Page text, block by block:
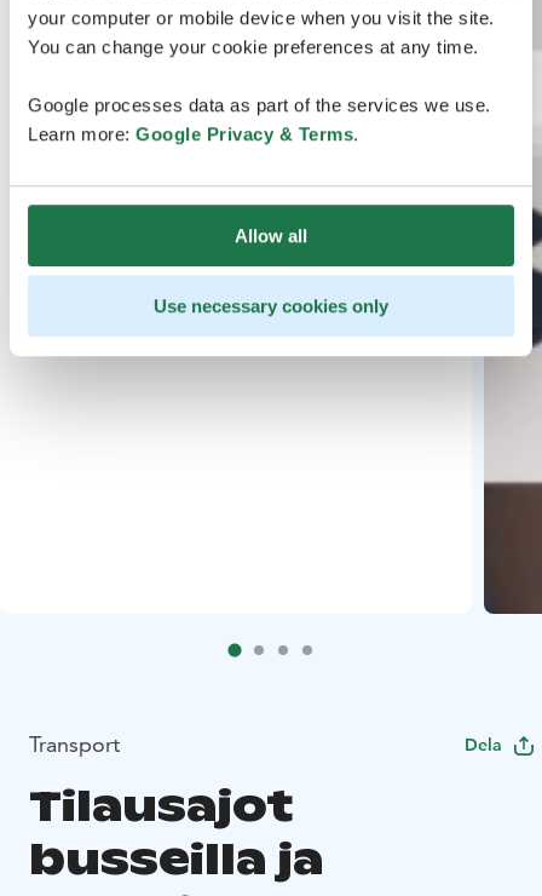
your computer or mobile device when you visit the site.
You can change your cookie preferences at any time.
Google processes data as part of the services we use.
Learn more: Google Privacy & Terms.
Allow all
Use necessary cookies only
Transport Dela
Tilausajot
busseilla ja